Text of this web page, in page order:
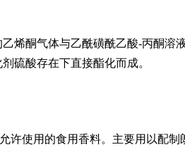
烯酮气体与乙酰磺酰乙酸-丙酮
硫酸存在下直接酯化而成。
许使用的食用香料。主要用以配